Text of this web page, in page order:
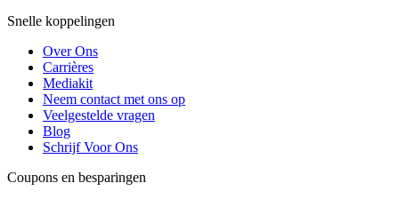
Snelle koppelingen
Over Ons
Carrières
Mediakit
Neem contact met ons op
Veelgestelde vragen
Blog
Schrijf Voor Ons
Coupons en besparingen